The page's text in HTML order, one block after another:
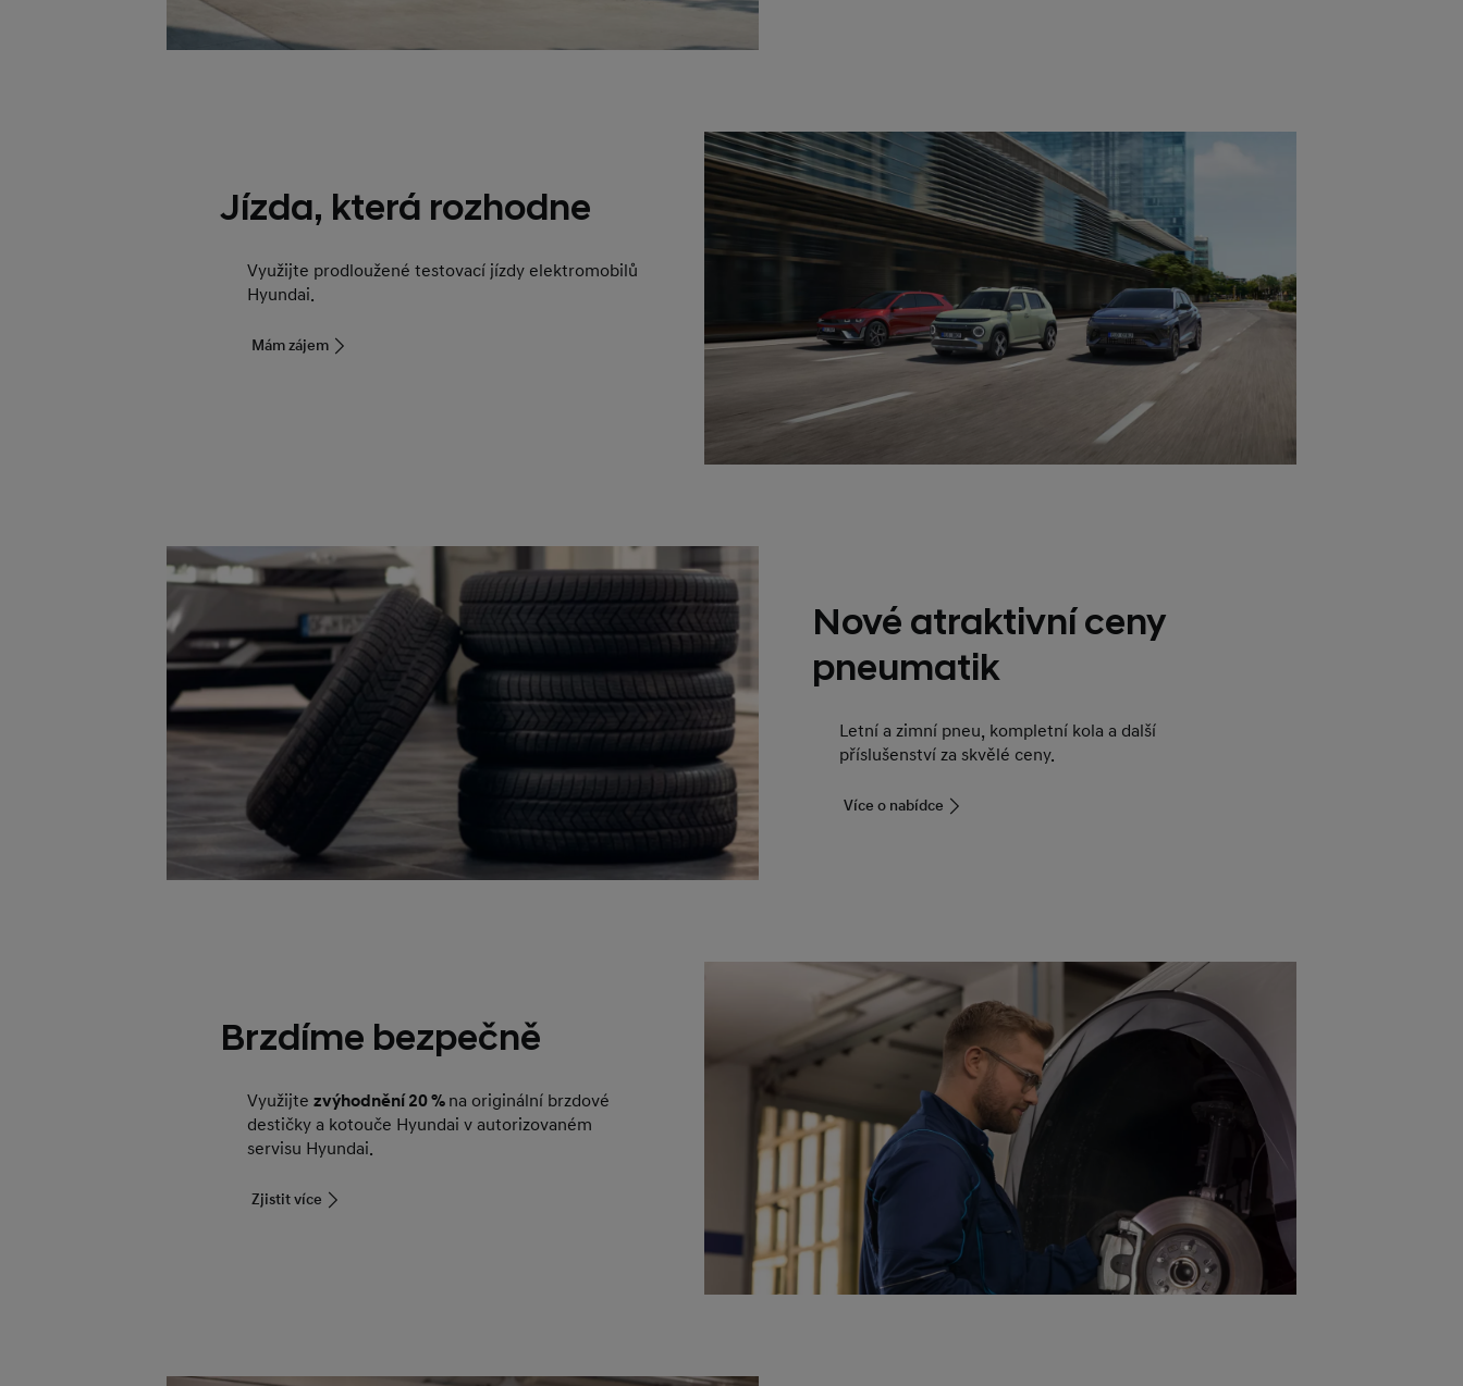
Jízda, která rozhodne
Využijte prodloužené testovací jízdy elektromobilů
Hyundai.
Mám zájem
Nové atraktivní ceny
pneumatik
Letní a zimní pneu, kompletní kola a další
příslušenství za skvělé ceny.
Více o nabídce
Brzdíme bezpečně
Využijte zvýhodnění 20 % na originální brzdové
destičky a kotouče Hyundai v autorizovaném
servisu Hyundai.
Zjistit více